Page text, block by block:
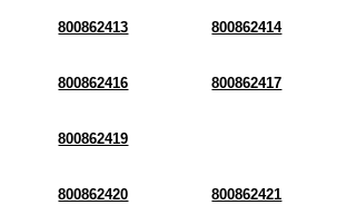
800862413 800862414
800862416 800862417
800862419
800862420 800862421